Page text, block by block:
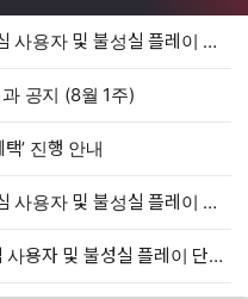
8/7(금) 비정상 게임 이용 의심 사용자 및 불성실 플레이 단속 안내
공지 (8월 1주)
’ 진행 안내
8/6(목) 비정상 게임 이용 의심 사용자 및 불성실 플레이 단속 안내
8/5(수) 비정상 게임 이용 의심 사용자 및 불성실 플레이 단속 안내